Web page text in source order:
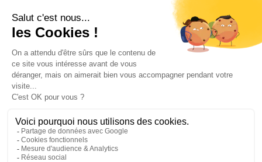
Hébergement
Notre équipe
MENTIONS LÉGALES